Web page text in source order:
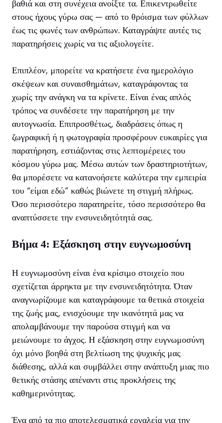
βαθιά και στη συνέχεια ανοίξτε τα. Επικεντρωθείτε
στους ήχους γύρω σας — από το θρόισμα των φύλλων
έως τις φωνές των ανθρώπων. Καταγράψτε αυτές τις
παρατηρήσεις χωρίς να τις αξιολογείτε.
Επιπλέον, μπορείτε να κρατήσετε ένα ημερολόγιο
σκέψεων και συναισθημάτων, καταγράφοντας τα
χωρίς την ανάγκη να τα κρίνετε. Είναι ένας απλός
τρόπος να συνδέσετε την παρατήρηση με την
αυτογνωσία. Επιπροσθέτως, διαδράσεις όπως η
ζωγραφική ή η φωτογραφία προσφέρουν ευκαιρίες για
παρατήρηση, εστιάζοντας στις λεπτομέρειες του
κόσμου γύρω μας. Μέσω αυτών των δραστηριοτήτων,
θα μπορέσετε να κατανοήσετε καλύτερα την εμπειρία
του “είμαι εδώ” καθώς βιώνετε τη στιγμή πλήρως.
Όσο περισσότερο παρατηρείτε, τόσο περισσότερο θα
αναπτύσσετε την ενσυνειδητότητά σας.
Βήμα 4: Εξάσκηση στην ευγνωμοσύνη
Η ευγνωμοσύνη είναι ένα κρίσιμο στοιχείο που
σχετίζεται άρρηκτα με την ενσυνειδητότητα. Όταν
αναγνωρίζουμε και καταγράφουμε τα θετικά στοιχεία
της ζωής μας, ενισχύουμε την ικανότητά μας να
απολαμβάνουμε την παρούσα στιγμή και να
μειώνουμε το άγχος. Η εξάσκηση στην ευγνωμοσύνη
όχι μόνο βοηθά στη βελτίωση της ψυχικής μας
διάθεσης, αλλά και συμβάλλει στην ανάπτυξη μιας πιο
θετικής στάσης απέναντι στις προκλήσεις της
καθημερινότητας.
Ένα από τα πιο αποτελεσματικά εργαλεία για την